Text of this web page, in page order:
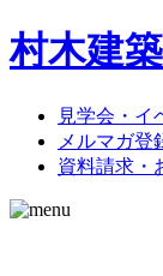
村木建
見学会・イ
メルマガ登
資料請求・